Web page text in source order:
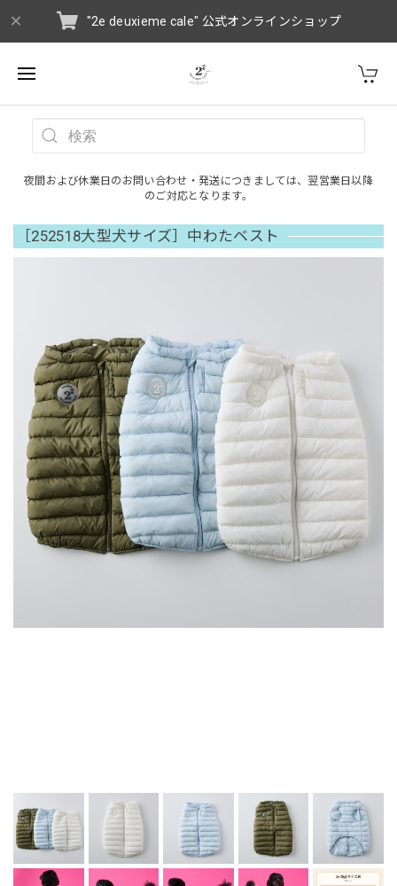
"2e deuxieme cale" 公式オンラインショップ
夜間および休業日のお問い合わせ・発送につきましては、翌営業日以降
のご対応となります。
［252518大型犬サイズ］中わたベスト